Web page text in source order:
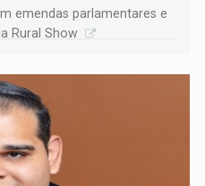
emendas parlamentares e
Rural Show